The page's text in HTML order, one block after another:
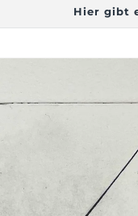
Hier gibt